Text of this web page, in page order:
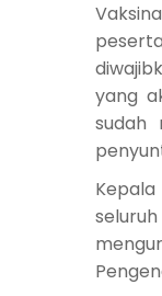
yang
sudah